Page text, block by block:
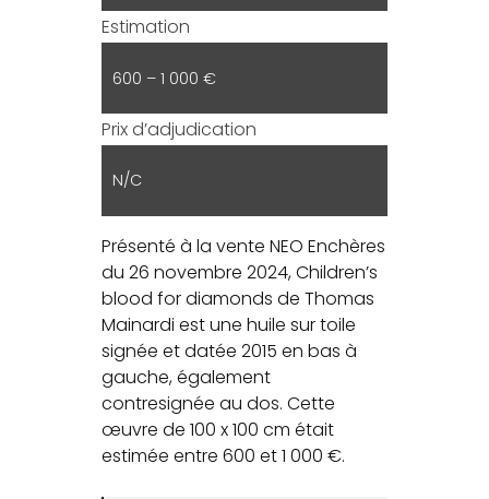
Estimation
600 – 1 000 €
Prix d’adjudication
N/C
Présenté à la vente NEO Enchères
du 26 novembre 2024, Children’s
blood for diamonds de Thomas
Mainardi est une huile sur toile
signée et datée 2015 en bas à
gauche, également
contresignée au dos. Cette
œuvre de 100 x 100 cm était
estimée entre 600 et 1 000 €.